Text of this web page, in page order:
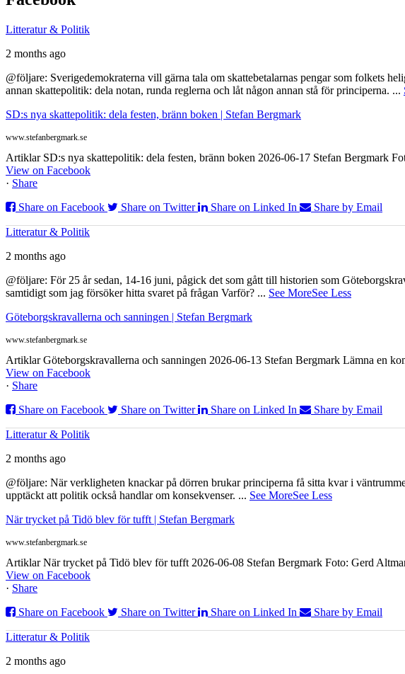
Litteratur & Politik
2 months ago
@följare: Sverigedemokraterna vill gärna tala om skattebetalarnas pengar som folkets
annan skattepolitik: dela notan, runda reglerna och låt någon annan stå för principerna. ...
SD:s nya skattepolitik: dela festen, bränn boken | Stefan Bergmark
www.stefanbergmark.se
Artiklar SD:s nya skattepolitik: dela festen, bränn boken 2026-06-17 Stefan Bergmark
View on Facebook
· Share
Share on Facebook
Share on Twitter Share on Linked In Share by Email
Litteratur & Politik
2 months ago
@följare: För 25 år sedan, 14-16 juni, pågick det som gått till historien som
samtidigt som jag försöker hitta svaret på frågan Varför? ... See MoreSee Less
Göteborgskravallerna och sanningen | Stefan Bergmark
www.stefanbergmark.se
Artiklar Göteborgskravallerna och sanningen 2026-06-13 Stefan Bergmark Lämna en
View on Facebook
· Share
Share on Facebook
Share on Twitter Share on Linked In Share by Email
Litteratur & Politik
2 months ago
@följare: När verkligheten knackar på dörren brukar principerna få sitta kvar i
upptäckt att politik också handlar om konsekvenser. ... See MoreSee Less
När trycket på Tidö blev för tufft | Stefan Bergmark
www.stefanbergmark.se
Artiklar När trycket på Tidö blev för tufft 2026-06-08 Stefan Bergmark Foto: Gerd
View on Facebook
· Share
Share on Facebook
Share on Twitter Share on Linked In Share by Email
Litteratur & Politik
2 months ago